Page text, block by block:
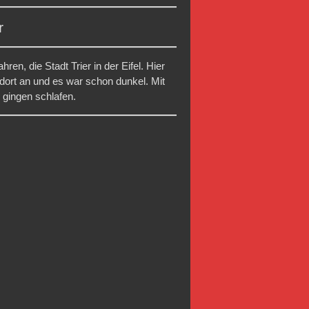
die Stadt Trier in der Eifel. Hier
an und es war schon dunkel. Mit
schlafen.